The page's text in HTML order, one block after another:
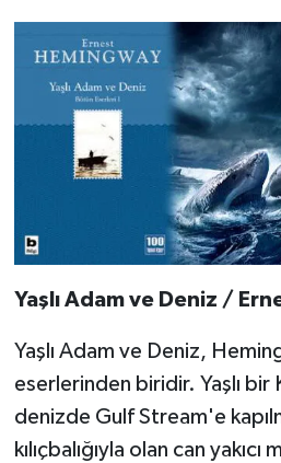
Yaşlı Adam ve Deniz /
Yaşlı Adam ve Deniz,
eserlerinden biridir. Yaşlı bir
denizde Gulf Stream'e
kılıçbalığıyla olan can